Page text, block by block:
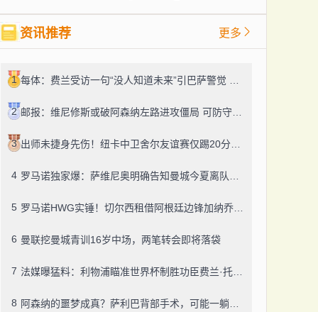
资讯推荐 更多
1
2
3
4
5
6 曼联挖曼城青训16岁中场，两笔转会即将落袋
7
8